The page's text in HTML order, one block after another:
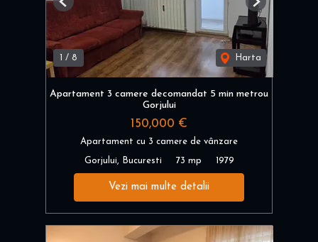
1 / 8 Harta
Previous Next
Apartament 3 camere decomandat 5 min metrou
Gorjului
150,000 €
Apartament cu 3 camere de vânzare
Gorjului, Bucuresti 73 mp 1979
Vezi mai multe detalii